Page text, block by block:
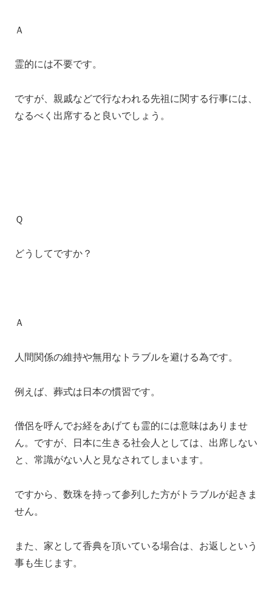
Ａ
霊的には不要です。
ですが、親戚などで行なわれる先祖に関する行事には、
なるべく出席すると良いでしょう。
Ｑ
どうしてですか？
Ａ
人間関係の維持や無用なトラブルを避ける為です。
例えば、葬式は日本の慣習です。
僧侶を呼んでお経をあげても霊的には意味はありませ
ん。ですが、日本に生きる社会人としては、出席しない
と、常識がない人と見なされてしまいます。
ですから、数珠を持って参列した方がトラブルが起きま
せん。
また、家として香典を頂いている場合は、お返しという
事も生じます。